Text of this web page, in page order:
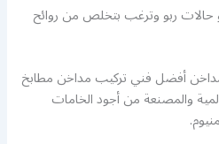
ربو وترغب بتخلص من روائح
أفضل فني تركيب مداخن مطابخ
والمصنعة من أجود الخامات